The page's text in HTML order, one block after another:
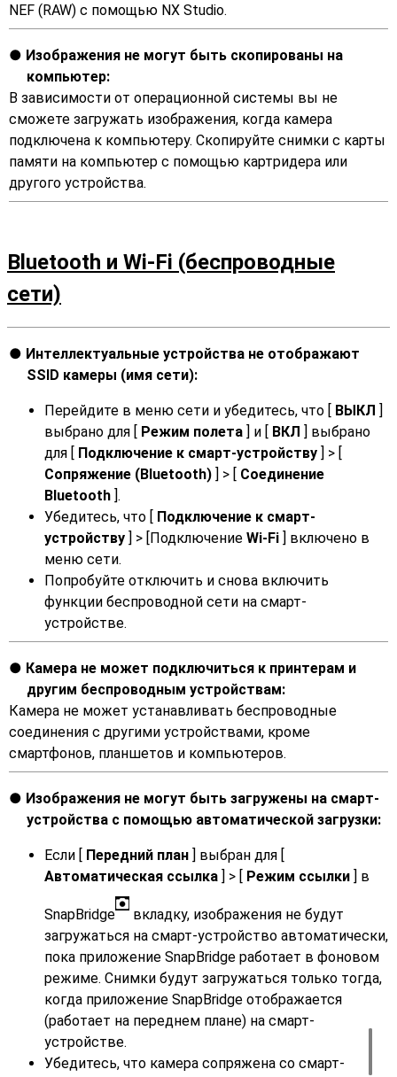
NEF (RAW) с помощью NX Studio.
Изображения не могут быть скопированы на
компьютер:
В зависимости от операционной системы вы не
сможете загружать изображения, когда камера
подключена к компьютеру. Скопируйте снимки с карты
памяти на компьютер с помощью картридера или
другого устройства.
Bluetooth и Wi-Fi (беспроводные
сети)
Интеллектуальные устройства не отображают
SSID камеры (имя сети):
Перейдите в меню сети и убедитесь, что [ ВЫКЛ
выбрано для [
Режим полета ] и [ ВКЛ
] выбрано
для [
Подключение к смарт-устройству ] > [
Сопряжение (Bluetooth) ] > [ Соединение
Bluetooth ].
Убедитесь, что [
Подключение к смарт-
устройству ] > [Подключение Wi-Fi ] включено в
меню сети.
Попробуйте отключить и снова включить
функции беспроводной сети на смарт-
устройстве.
Камера не может подключиться к принтерам и
другим беспроводным устройствам:
Камера не может устанавливать беспроводные
соединения с другими устройствами, кроме
смартфонов, планшетов и компьютеров.
Изображения не могут быть загружены на смарт-
устройства с помощью автоматической загрузки:
Если [ Передний план ] выбран для [
Автоматическая ссылка ] > [ Режим ссылки ] в
SnapBridge
вкладку, изображения не будут
загружаться на смарт-устройство автоматически,
пока приложение SnapBridge работает в фоновом
режиме. Снимки будут загружаться только тогда,
когда приложение SnapBridge отображается
(работает на переднем плане) на смарт-
устройстве.
Убедитесь, что камера сопряжена со смарт-